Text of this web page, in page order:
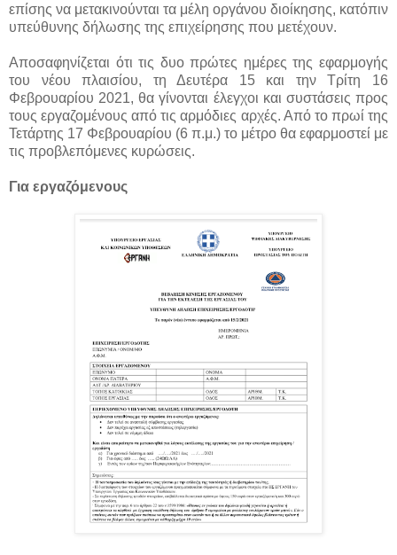
επίσης να μετακινούνται τα μέλη οργάνου διοίκησης, κατόπιν
υπεύθυνης δήλωσης της επιχείρησης που μετέχουν.
Αποσαφηνίζεται ότι τις δυο πρώτες ημέρες της εφαρμογής
του νέου πλαισίου, τη Δευτέρα 15 και την Τρίτη 16
Φεβρουαρίου 2021, θα γίνονται έλεγχοι και συστάσεις προς
τους εργαζομένους από τις αρμόδιες αρχές. Από το πρωί της
Τετάρτης 17 Φεβρουαρίου (6 π.μ.) το μέτρο θα εφαρμοστεί με
τις προβλεπόμενες κυρώσεις.
Για εργαζόμενους